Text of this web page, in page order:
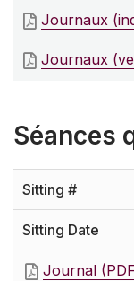
Journaux
Journaux
Séances
Journal